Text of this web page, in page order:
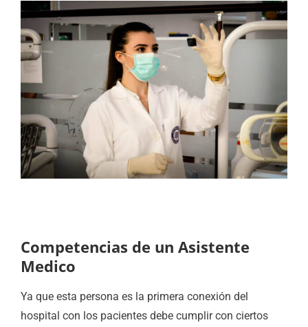
Competencias de un Asistente
Medico
Ya que esta persona es la primera conexión del
hospital con los pacientes debe cumplir con ciertos